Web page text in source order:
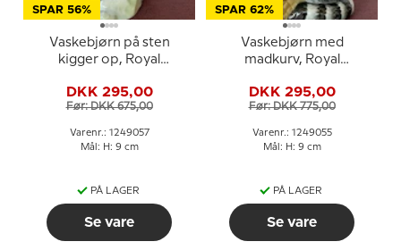
SPAR 56%
Vaskebjørn på sten
kigger op, Royal
057
DKK 295,00
Før: DKK 675,00
Varenr.: 1249057
Mål: H: 9 cm
PÅ LAGER
Se vare
SPAR 62%
Vaskebjørn med
madkurv, Royal
055
DKK 295,00
Før: DKK 775,00
Varenr.: 1249055
Mål: H: 9 cm
PÅ LAGER
Se vare